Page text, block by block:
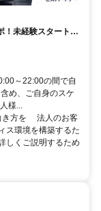
！未経験スタートの
～22:00の間で自
め、ご自身のスケ
様...
き方を 法人のお客
ス環境を構築するた
しくご説明するため